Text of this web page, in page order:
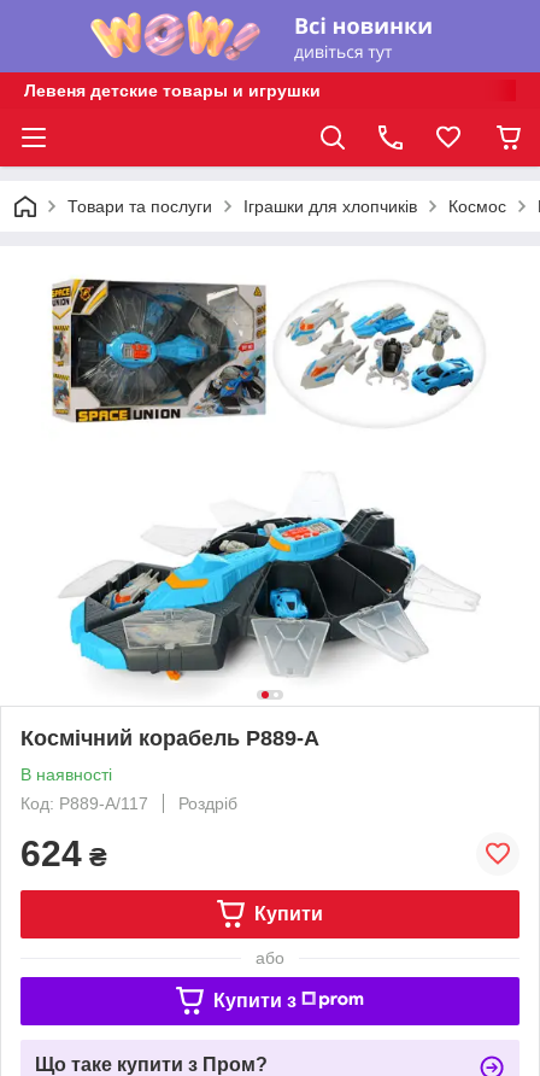
Левеня детские товары и игрушки
Товари та послуги Іграшки для хлопчиків Космос
Космічний корабель P889-A
В наявності
Код: P889-A/117
Роздріб
624 ₴
Купити
або
Купити з
Що таке купити з Пром?